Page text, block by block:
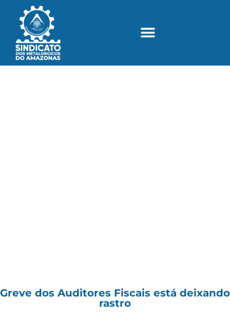
Greve dos Auditores Fiscais está deixando
rastro